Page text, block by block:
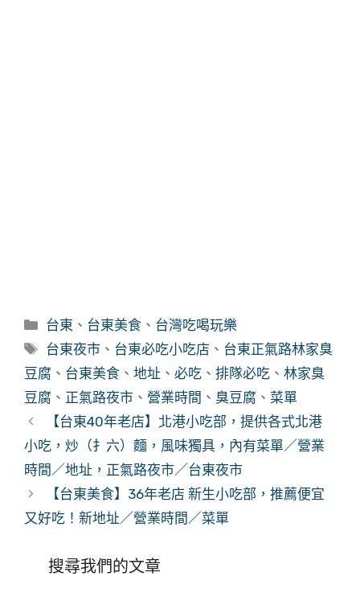
分
類
台東 、 台東美食 、 台灣吃喝玩樂
標
籤
台東夜市 、 台東必吃小吃店 、 台東正氣路林家臭
豆腐 、 台東美食 、 地址 、 必吃 、 排隊必吃 、 林家臭
豆腐 、 正氣路夜市 、 營業時間 、 臭豆腐 、 菜單
【台東40年老店】北港小吃部，提供各式北港
小吃，炒（扌六）麵，風味獨具，內有菜單／營業
時間／地址，正氣路夜市／台東夜市
【台東美食】36年老店 新生小吃部，推薦便宜
又好吃！新地址／營業時間／菜單
搜尋我們的文章